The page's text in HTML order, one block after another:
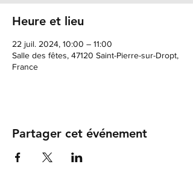
Heure et lieu
22 juil. 2024, 10:00 – 11:00
Salle des fêtes, 47120 Saint-Pierre-sur-Dropt,
France
Partager cet événement